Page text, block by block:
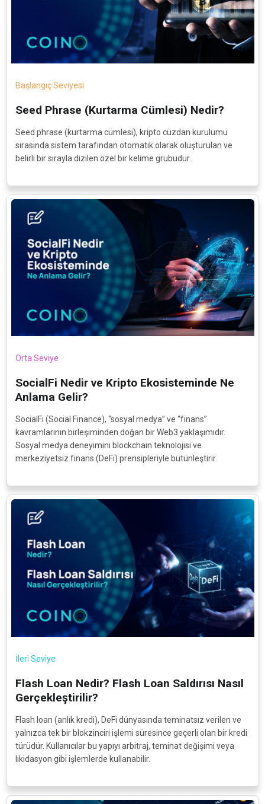
Başlangıç Seviyesi
Seed Phrase (Kurtarma Cümlesi) Nedir?
Seed phrase (kurtarma cümlesi), kripto cüzdan kurulumu
sırasında sistem tarafından otomatik olarak oluşturulan ve
belirli bir sırayla dizilen özel bir kelime grubudur.
Orta Seviye
SocialFi Nedir ve Kripto Ekosisteminde Ne
Anlama Gelir?
SocialFi (Social Finance), “sosyal medya” ve “finans”
kavramlarının birleşiminden doğan bir Web3 yaklaşımıdır.
Sosyal medya deneyimini blockchain teknolojisi ve
merkeziyetsiz finans (DeFi) prensipleriyle bütünleştirir.
İleri Seviye
Flash Loan Nedir? Flash Loan Saldırısı Nasıl
Gerçekleştirilir?
Flash loan (anlık kredi), DeFi dünyasında teminatsız verilen ve
yalnızca tek bir blokzinciri işlemi süresince geçerli olan bir kredi
türüdür. Kullanıcılar bu yapıyı arbitraj, teminat değişimi veya
likidasyon gibi işlemlerde kullanabilir.